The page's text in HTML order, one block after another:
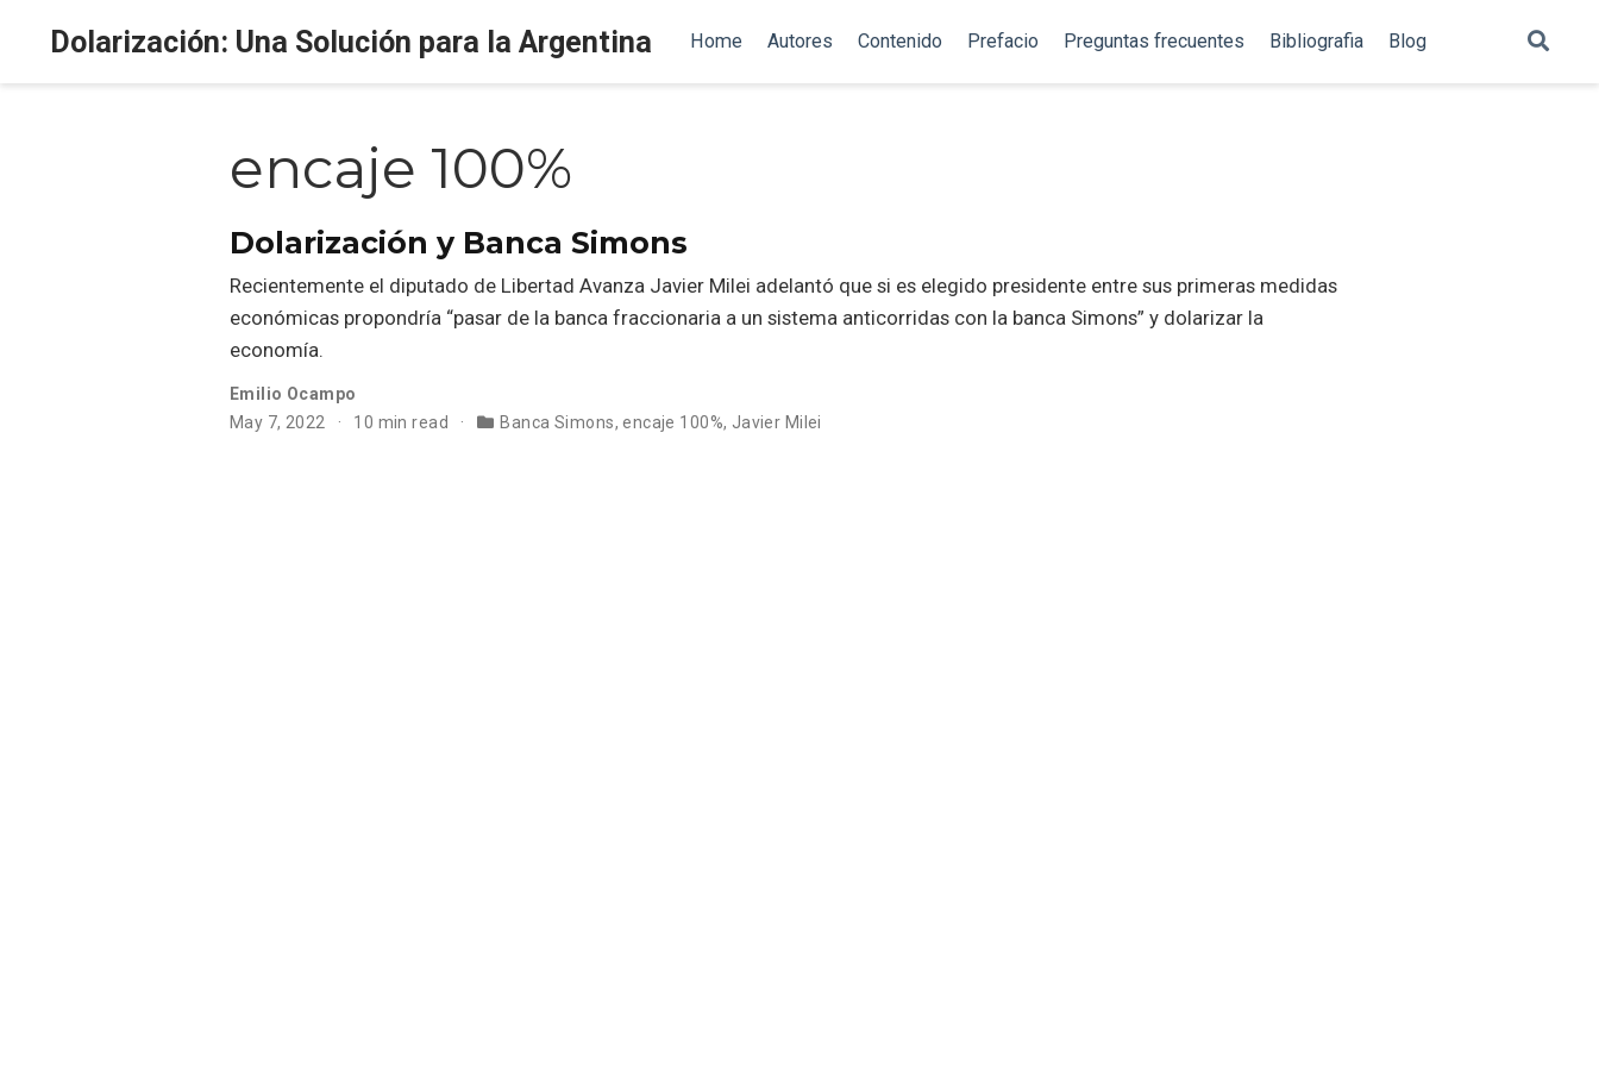
Dolarización: Una Solución para la Argentina Home Autores Contenido Prefacio Preguntas frecuentes Bibliografia Blog
encaje 100%
Dolarización y Banca Simons
Recientemente el diputado de Libertad Avanza Javier Milei adelantó que si es elegido presidente entre sus primeras medidas
económicas propondría “pasar de la banca fraccionaria a un sistema anticorridas con la banca Simons” y dolarizar la
economía.
Emilio Ocampo
May 7, 2022
10 min read Banca Simons,encaje 100%, Javier Milei